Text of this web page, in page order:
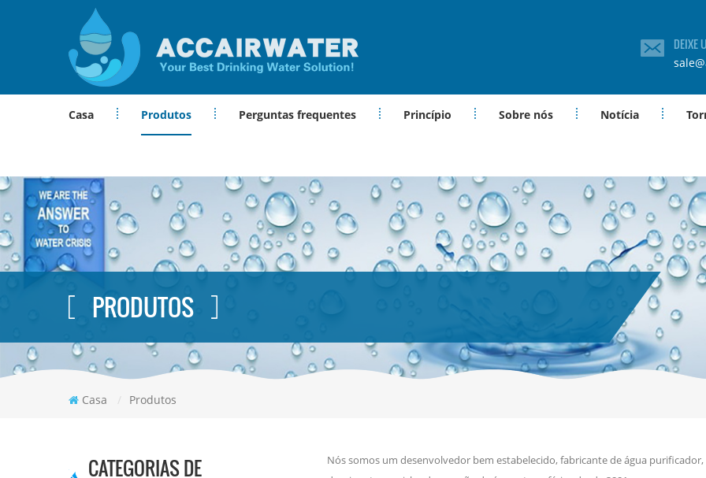
DEIXE
Casa Produtos Perguntas frequentes Princípio Sobre nós Notícia
PRODUTOS
Casa / Produtos
CATEGORIAS DE
Nós somos um desenvolvedor bem estabelecido, fabricante de água